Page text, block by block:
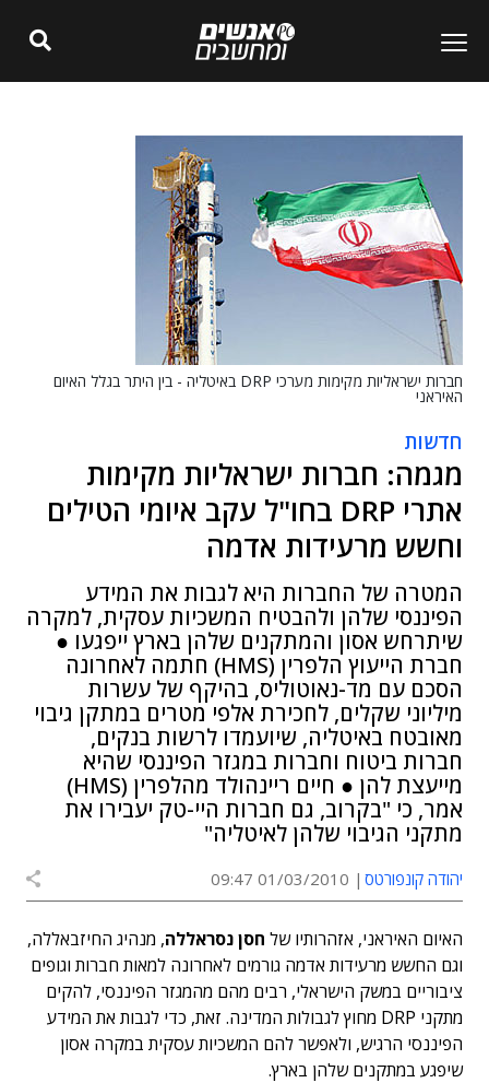
חברות ישראליות מקימות מערכי DRP באיטליה - בין היתר בגלל האיום
האיראני
חדשות
מגמה: חברות ישראליות מקימות
אתרי DRP בחו"ל עקב איומי הטילים
וחשש מרעידות אדמה
המטרה של החברות היא לגבות את המידע
הפיננסי שלהן ולהבטיח המשכיות עסקית, למקרה
שיתרחש אסון והמתקנים שלהן בארץ ייפגעו ●
חברת הייעוץ הלפרין (HMS) חתמה לאחרונה
הסכם עם מד-נאוטוליס, בהיקף של עשרות
מיליוני שקלים, לחכירת אלפי מטרים במתקן גיבוי
מאובטח באיטליה, שיועמדו לרשות בנקים,
חברות ביטוח וחברות במגזר הפיננסי שהיא
מייעצת להן ● חיים ריינהולד מהלפרין (HMS)
אמר, כי "בקרוב, גם חברות היי-טק יעבירו את
מתקני הגיבוי שלהן לאיטליה"
יהודה קונפורטס 01/03/2010 09:47
האיום האיראני, אזהרותיו של חסן נסראללה, מנהיג החיזבאללה,
וגם החשש מרעידות אדמה גורמים לאחרונה למאות חברות וגופים
ציבוריים במשק הישראלי, רבים מהם מהמגזר הפיננסי, להקים
מתקני DRP מחוץ לגבולות המדינה. זאת, כדי לגבות את המידע
הפיננסי הרגיש, ולאפשר להם המשכיות עסקית במקרה אסון
שיפגע במתקנים שלהן בארץ.